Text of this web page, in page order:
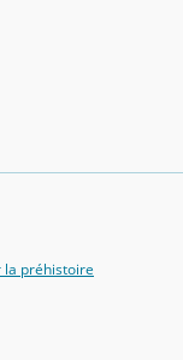
la préhistoire